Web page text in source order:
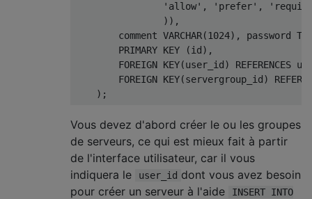
'allow' , 'prefer' ,
)),
        comment VARCHAR
(1024),
password
PRIMARY KEY (id ),
FOREIGN KEY(user_id ) REFERENCES
FOREIGN KEY(servergroup_id )
);
Vous devez d'abord créer le ou les groupes
de serveurs, ce qui est mieux fait à partir
de l'interface utilisateur, car il vous
indiquera le
user_id dont vous avez besoin
pour créer un serveur à l'aide
INSERT INTO